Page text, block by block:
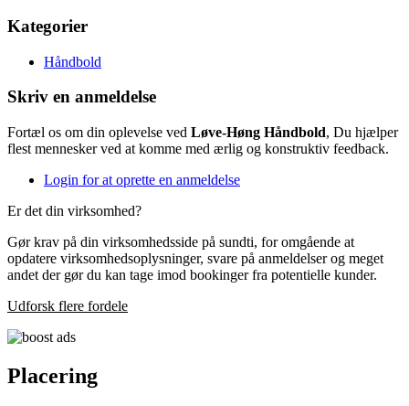
Kategorier
Håndbold
Skriv en anmeldelse
Fortæl os om din oplevelse ved Løve-Høng Håndbold, Du hjælper
flest mennesker ved at komme med ærlig og konstruktiv feedback.
Login for at oprette en anmeldelse
Er det din virksomhed?
Gør krav på din virksomhedsside på sundti, for omgående at
opdatere virksomhedsoplysninger, svare på anmeldelser og meget
andet der gør du kan tage imod bookinger fra potentielle kunder.
Udforsk flere fordele
Placering